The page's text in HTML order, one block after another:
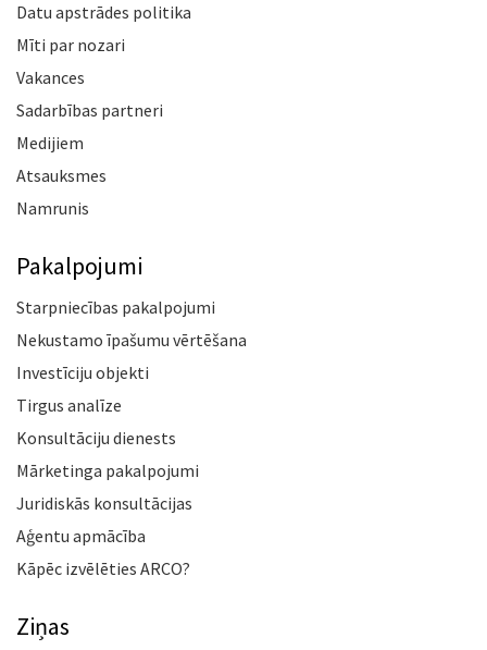
Datu apstrādes politika
Mīti par nozari
Vakances
Sadarbības partneri
Medijiem
Atsauksmes
Namrunis
Pakalpojumi
Starpniecības pakalpojumi
Nekustamo īpašumu vērtēšana
Investīciju objekti
Tirgus analīze
Konsultāciju dienests
Mārketinga pakalpojumi
Juridiskās konsultācijas
Aģentu apmācība
Kāpēc izvēlēties ARCO?
Ziņas